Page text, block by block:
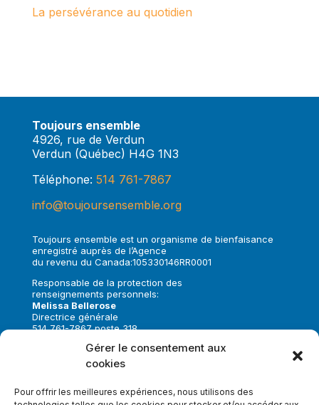
Gérer le consentement aux
cookies
Pour offrir les meilleures expériences, nous utilisons des
La persévérance au quotidien
Toujours ensemble
4926, rue de Verdun
Verdun (Québec) H4G 1N3
Téléphone: 514 761-7867
info@toujoursensemble.org
Toujours ensemble est un organisme de bienfaisance
enregistré auprès de l’Agence
du revenu du Canada:105330146RR0001
Responsable de la protection des
renseignements personnels:
Melissa Bellerose
Directrice générale
514 761-7867 poste 318